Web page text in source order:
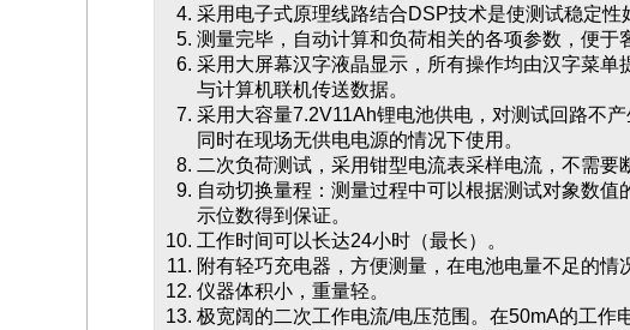
采用电子式原理线路结合DSP技术是使测试稳定性
测量完毕，自动计算和负荷相关的各项参数，便于
采用大屏幕汉字液晶显示，所有操作均由汉字菜
与计算机联机传送数据。
采用大容量7.2V11Ah锂电池供电，对测试回路不
同时在现场无供电电源的情况下使用。
二次负荷测试，采用钳型电流表采样电流，不需要
自动切换量程：测量过程中可以根据测试对象数
示位数得到保证。
工作时间可以长达24小时（最长）。
附有轻巧充电器，方便测量，在电池电量不足的情
仪器体积小，重量轻。
极宽阔的二次工作电流/电压范围。在50mA的工